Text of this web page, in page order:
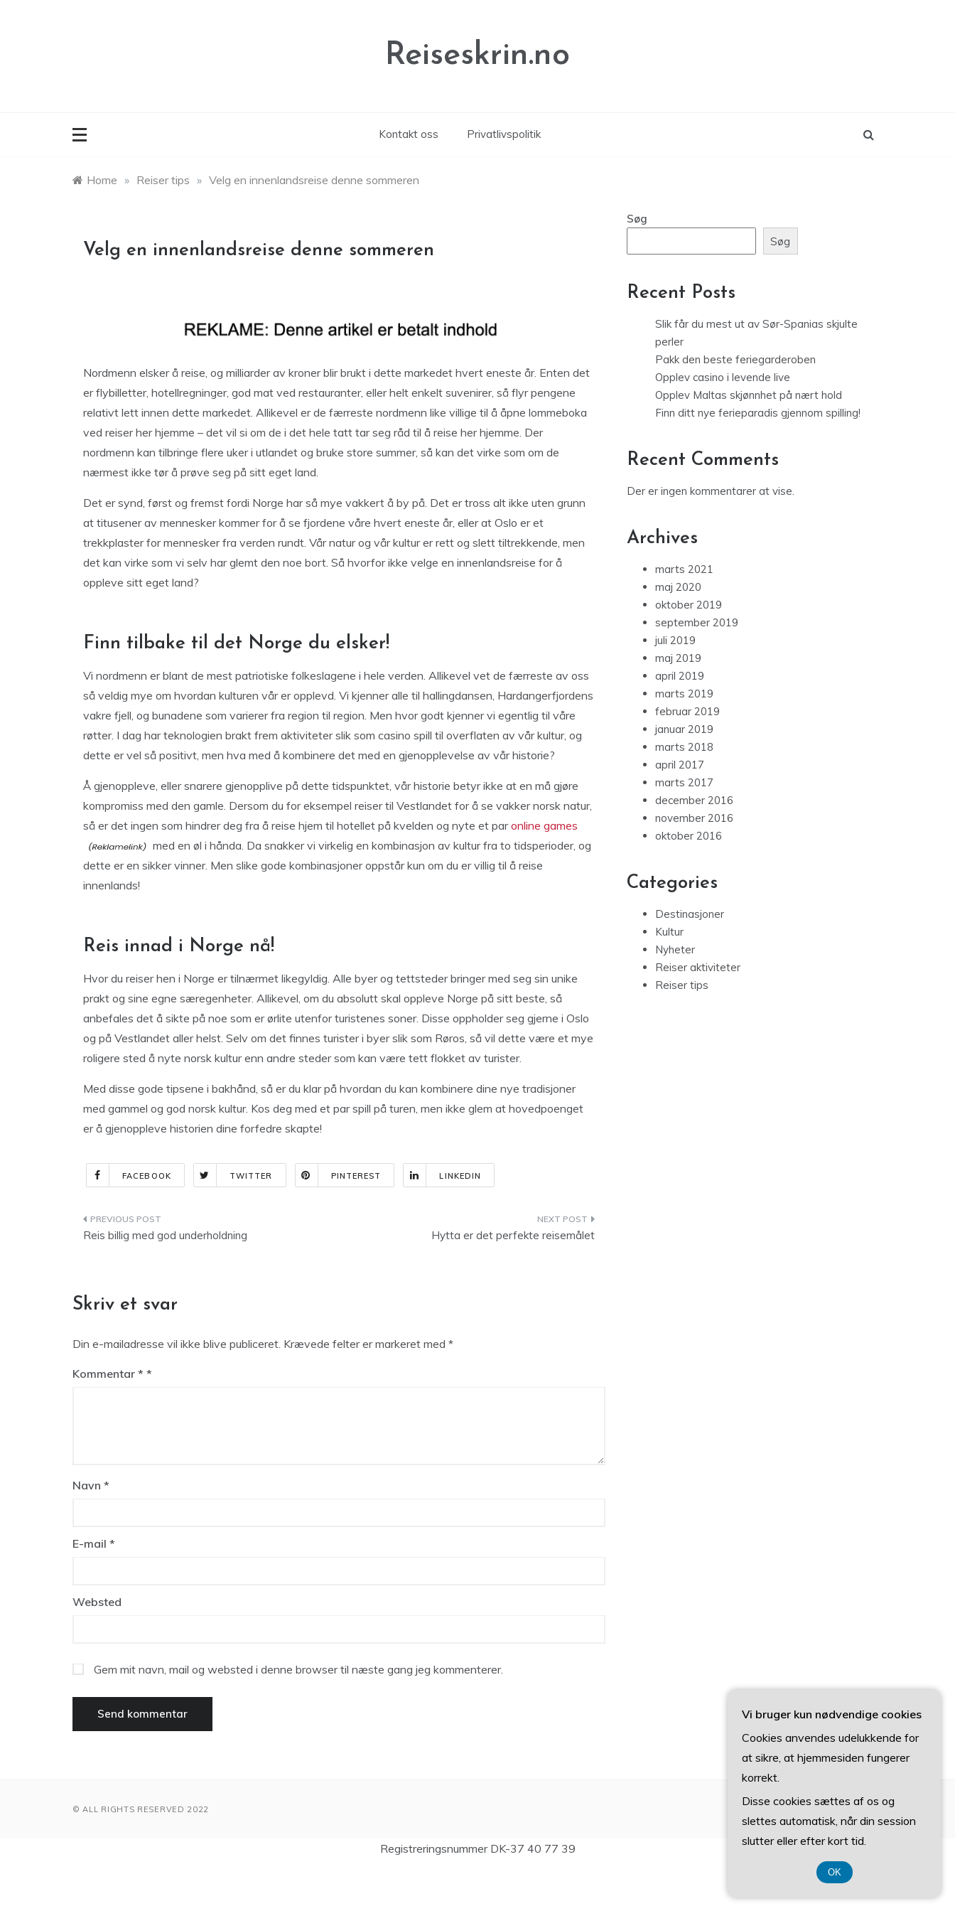
Reiseskrin.no
Kontakt oss Privatlivspolitik
Home » Reiser tips » Velg en innenlandsreise denne sommeren
Velg en innenlandsreise denne sommeren
Nordmenn elsker å reise, og milliarder av kroner blir brukt i dette markedet hvert eneste år. Enten det
er flybilletter, hotellregninger, god mat ved restauranter, eller helt enkelt suvenirer, så flyr pengene
relativt lett innen dette markedet. Allikevel er de færreste nordmenn like villige til å åpne lommeboka
ved reiser her hjemme – det vil si om de i det hele tatt tar seg råd til å reise her hjemme. Der
nordmenn kan tilbringe flere uker i utlandet og bruke store summer, så kan det virke som om de
nærmest ikke tør å prøve seg på sitt eget land.
Det er synd, først og fremst fordi Norge har så mye vakkert å by på. Det er tross alt ikke uten grunn
at titusener av mennesker kommer for å se fjordene våre hvert eneste år, eller at Oslo er et
trekkplaster for mennesker fra verden rundt. Vår natur og vår kultur er rett og slett tiltrekkende, men
det kan virke som vi selv har glemt den noe bort. Så hvorfor ikke velge en innenlandsreise for å
oppleve sitt eget land?
Finn tilbake til det Norge du elsker!
Vi nordmenn er blant de mest patriotiske folkeslagene i hele verden. Allikevel vet de færreste av oss
så veldig mye om hvordan kulturen vår er opplevd. Vi kjenner alle til hallingdansen, Hardangerfjordens
vakre fjell, og bunadene som varierer fra region til region. Men hvor godt kjenner vi egentlig til våre
røtter. I dag har teknologien brakt frem aktiviteter slik som casino spill til overflaten av vår kultur, og
dette er vel så positivt, men hva med å kombinere det med en gjenopplevelse av vår historie?
Å gjenoppleve, eller snarere gjenopplive på dette tidspunktet, vår historie betyr ikke at en må gjøre
kompromiss med den gamle. Dersom du for eksempel reiser til Vestlandet for å se vakker norsk natur,
så er det ingen som hindrer deg fra å reise hjem til hotellet på kvelden og nyte et paronline games
med en øl i hånda. Da snakker vi virkelig en kombinasjon av kultur fra to tidsperioder, og
dette er en sikker vinner. Men slike gode kombinasjoner oppstår kun om du er villig til å reise
innenlands!
Reis innad i Norge nå!
Hvor du reiser hen i Norge er tilnærmet likegyldig. Alle byer og tettsteder bringer med seg sin unike
prakt og sine egne særegenheter. Allikevel, om du absolutt skal oppleve Norge på sitt beste, så
anbefales det å sikte på noe som er ørlite utenfor turistenes soner. Disse oppholder seg gjerne i Oslo
og på Vestlandet aller helst. Selv om det finnes turister i byer slik som Røros, så vil dette være et mye
roligere sted å nyte norsk kultur enn andre steder som kan være tett flokket av turister.
Med disse gode tipsene i bakhånd, så er du klar på hvordan du kan kombinere dine nye tradisjoner
med gammel og god norsk kultur. Kos deg med et par spill på turen, men ikke glem at hovedpoenget
er å gjenoppleve historien dine forfedre skapte!
FACEBOOK TWITTER PINTEREST LINKEDIN
Indlægsnavigation
Reis billig med god underholdning Hytta er det perfekte reisemålet
Skriv et svar
Din e-mailadresse vil ikke blive publiceret. Krævede felter er markeret med *
Kommentar *
Navn *
E-mail *
Websted
Gem mit navn, mail og websted i denne browser til næste gang jeg kommenterer.
Søg
Søg
Recent Posts
Slik får du mest ut av Sør-Spanias skjulte
perler
Pakk den beste feriegarderoben
Opplev casino i levende live
Opplev Maltas skjønnhet på nært hold
Finn ditt nye ferieparadis gjennom spilling!
Recent Comments
Der er ingen kommentarer at vise.
Archives
marts 2021
maj 2020
oktober 2019
september 2019
juli 2019
maj 2019
april 2019
marts 2019
februar 2019
januar 2019
marts 2018
april 2017
marts 2017
december 2016
november 2016
oktober 2016
Categories
Destinasjoner
Kultur
Nyheter
Reiser aktiviteter
Reiser tips
© ALL RIGHTS RESERVED 2022
Registreringsnummer DK-37 40 77 39
Vi bruger kun nødvendige cookies
Cookies anvendes udelukkende for
at sikre, at hjemmesiden fungerer
korrekt.
Disse cookies sættes af os og
slettes automatisk, når din session
slutter eller efter kort tid.
OK